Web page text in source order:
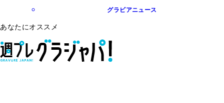
グラビアニュース
あなたにオススメ